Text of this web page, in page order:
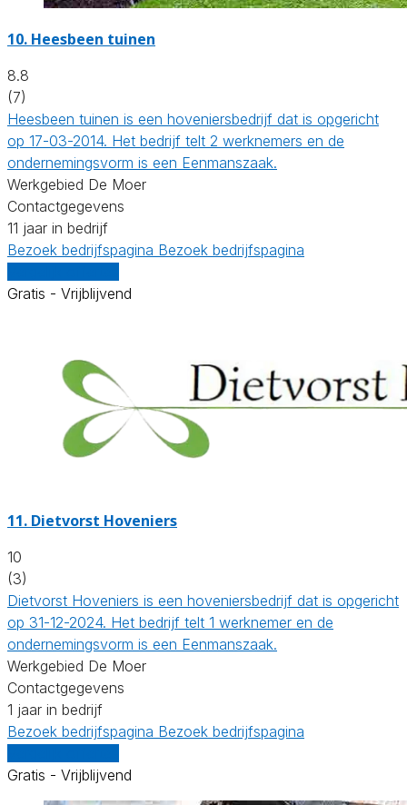
10. Heesbeen tuinen
8.8
(7)
Heesbeen tuinen is een hoveniersbedrijf dat is opgericht
op 17-03-2014. Het bedrijf telt 2 werknemers en de
ondernemingsvorm is een Eenmanszaak.
Werkgebied De Moer
Contactgegevens
11 jaar in bedrijf
Bezoek bedrijfspagina Bezoek bedrijfspagina
Gratis - Vrijblijvend
11. Dietvorst Hoveniers
10
(3)
Dietvorst Hoveniers is een hoveniersbedrijf dat is opgericht
op 31-12-2024. Het bedrijf telt 1 werknemer en de
ondernemingsvorm is een Eenmanszaak.
Werkgebied De Moer
Contactgegevens
1 jaar in bedrijf
Bezoek bedrijfspagina Bezoek bedrijfspagina
Gratis - Vrijblijvend